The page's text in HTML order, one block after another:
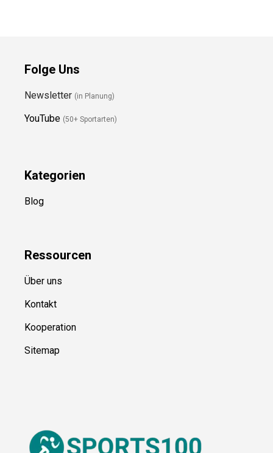
Folge Uns
Newsletter (in Planung)
YouTube (50+ Sportarten)
Kategorien
Blog
Ressourcen
Über uns
Kontakt
Kooperation
Sitemap